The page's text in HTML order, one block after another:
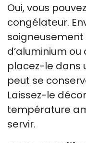
Oui, vous
congélateur.
d’aluminium
placez-le dans
peut se
Laissez-le
température
servir.